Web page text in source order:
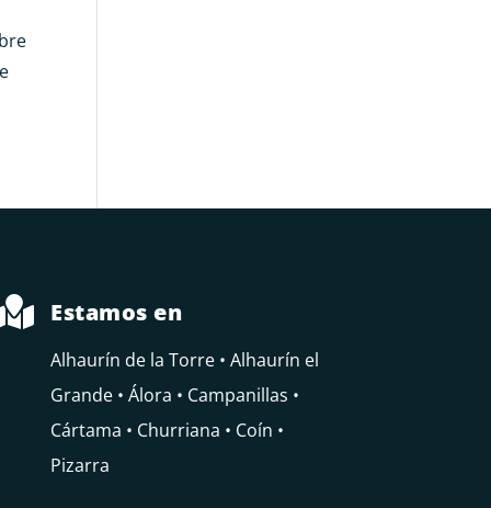
Estamos en
Alhaurín de la Torre • Alhaurín el
Grande • Álora • Campanillas •
Cártama • Churriana • Coín •
Pizarra